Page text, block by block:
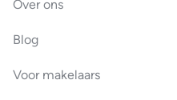
Over ons
Blog
Voor makelaars